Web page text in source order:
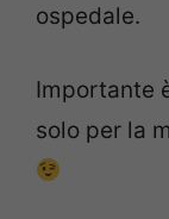
ospedale.
Importante
solo per la